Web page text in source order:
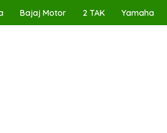
Bajaj Motor 2 TAK Yamaha